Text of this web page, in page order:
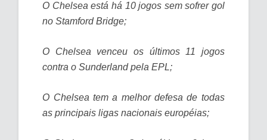
O Chelsea está há 10 jogos sem sofrer gol
no Stamford Bridge;
O Chelsea venceu os últimos 11 jogos
contra o Sunderland pela EPL;
O Chelsea tem a melhor defesa de todas
as principais ligas nacionais européias;